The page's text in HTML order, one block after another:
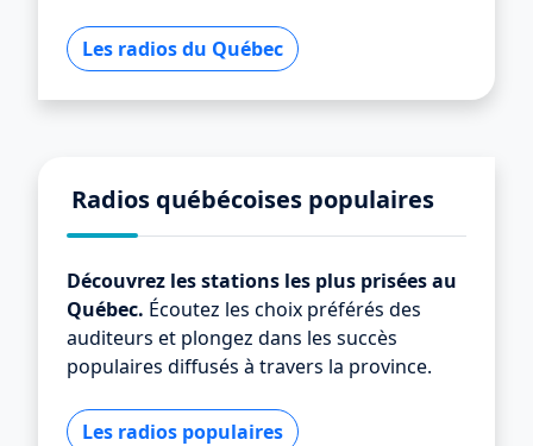
Les radios du Québec
Radios québécoises populaires
Découvrez les stations les plus prisées au
Québec. Écoutez les choix préférés des
auditeurs et plongez dans les succès
populaires diffusés à travers la province.
Les radios populaires